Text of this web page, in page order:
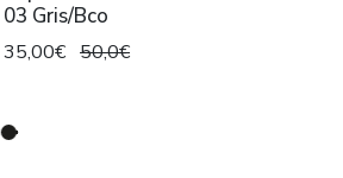
03 Gris/Bco
35,00€ 50,0€